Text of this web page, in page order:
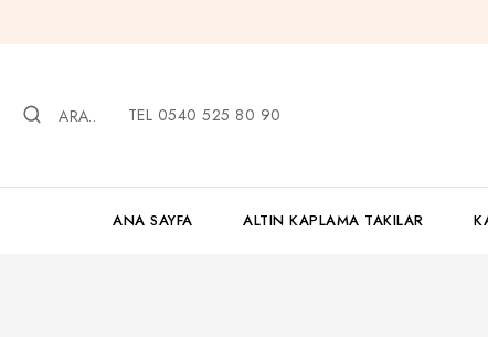
ARA.. TEL 0540 525 80 90
ANA SAYFA ALTIN KAPLAMA TAKILAR